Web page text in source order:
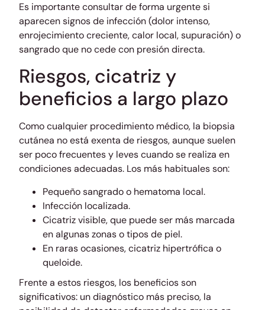
Es importante consultar de forma urgente si
aparecen signos de infección (dolor intenso,
enrojecimiento creciente, calor local, supuración) o
sangrado que no cede con presión directa.
Riesgos, cicatriz y
beneficios a largo plazo
Como cualquier procedimiento médico, la biopsia
cutánea no está exenta de riesgos, aunque suelen
ser poco frecuentes y leves cuando se realiza en
condiciones adecuadas. Los más habituales son:
Pequeño sangrado o hematoma local.
Infección localizada.
Cicatriz visible, que puede ser más marcada
en algunas zonas o tipos de piel.
En raras ocasiones, cicatriz hipertrófica o
queloide.
Frente a estos riesgos, los beneficios son
significativos: un diagnóstico más preciso, la